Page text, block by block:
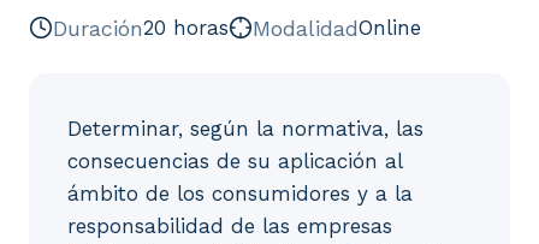
Duración20 horas ModalidadOnline
Determinar, según la normativa, las
consecuencias de su aplicación al
ámbito de los consumidores y a la
responsabilidad de las empresas